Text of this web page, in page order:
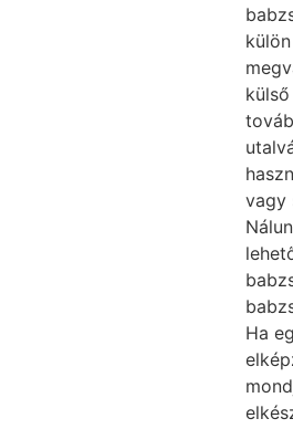
külön
vagy
Ha